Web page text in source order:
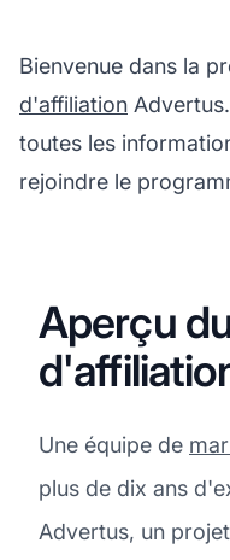
Bienvenue dans la
d'affiliation
toutes les
rejoindre le
Aperçu
Une équipe de
plus de dix ans
Advertus, un